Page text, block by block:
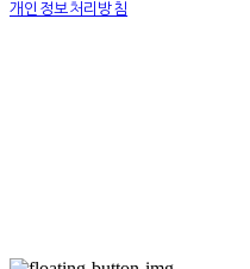
개인정보처리방침